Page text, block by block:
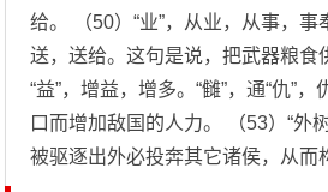
给。 （50）“业”，从业，从事，事
送，送给。这句是说，把武器粮食
“益”，增益，增多。“雠”，通“仇”
口而增加敌国的人力。 （53）“外
被驱逐出外必投奔其它诸侯，从而